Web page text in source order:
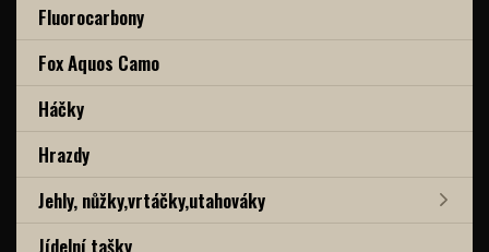
Fluorocarbony
Fox Aquos Camo
Háčky
Hrazdy
Jehly, nůžky,vrtáčky,utahováky
Jídelní tašky